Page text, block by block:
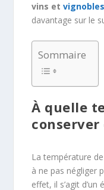
vins et
davantage sur le
Sommaire
À quelle
conserver
La température
à ne pas négliger
effet, il s’agit